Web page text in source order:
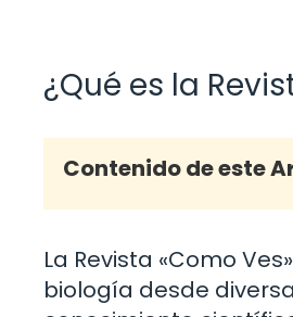
¿Qué es la
Contenido de este
La Revista «Como
biología desde